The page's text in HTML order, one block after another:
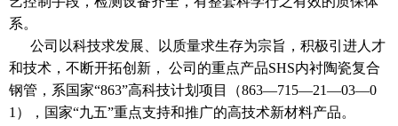
系。
公司以科技求发展、以质量求生存为宗旨，积极引进人才
和技术，不断开拓创新， 公司的重点产品SHS内衬陶瓷复合
钢管，系国家“863”高科技计划项目（863—715—21—03—0
1），国家“九五”重点支持和推广的高技术新材料产品。